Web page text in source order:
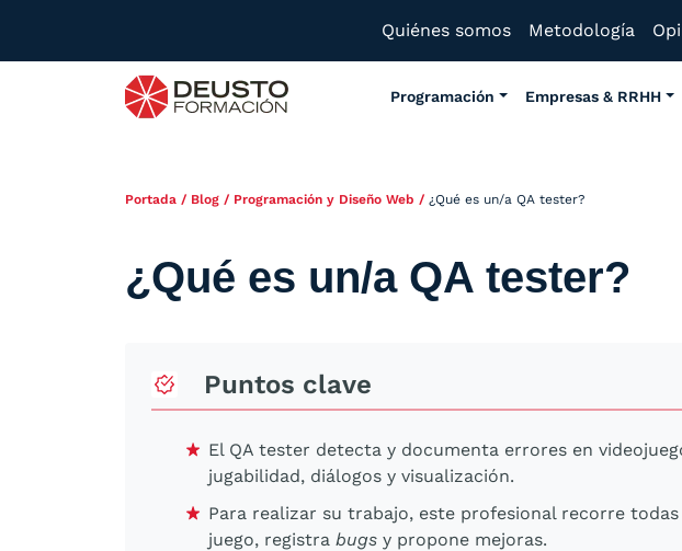
Quiénes somos Metodología
Programación Empresas & RRHH
Portada / Blog / Programación y Diseño Web / ¿Qué es un/a QA tester?
¿Qué es un/a QA tester?
Puntos clave
El QA tester detecta y documenta errores en
jugabilidad, diálogos y visualización.
Para realizar su trabajo, este profesional recorre
juego, registra bugs y propone mejoras.